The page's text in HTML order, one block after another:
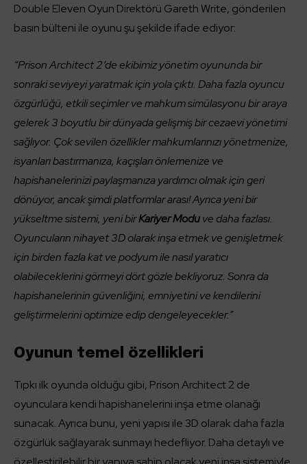
Double Eleven Oyun Direktörü Gareth Write, gönderilen
basın bülteni ile oyunu şu şekilde ifade ediyor:
“Prison Architect 2’de ekibimiz yönetim oyununda bir
sonraki seviyeyi yaratmak için yola çıktı. Daha fazla oyuncu
özgürlüğü, etkili seçimler ve mahkum simülasyonu bir araya
gelerek 3 boyutlu bir dünyada gelişmiş bir cezaevi yönetimi
sağlıyor. Çok sevilen özellikler mahkumlarınızı yönetmenize,
isyanları bastırmanıza, kaçışları önlemenize ve
hapishanelerinizi paylaşmanıza yardımcı olmak için geri
dönüyor, ancak şimdi platformlar arası! Ayrıca yeni bir
yükseltme sistemi, yeni birKariyer Moduve daha fazlası.
Oyuncuların nihayet 3D olarak inşa etmek ve genişletmek
için birden fazla kat ve podyum ile nasıl yaratıcı
olabileceklerini görmeyi dört gözle bekliyoruz. Sonra da
hapishanelerinin güvenliğini, emniyetini ve kendilerini
geliştirmelerini optimize edip dengeleyecekler.”
Oyunun temel özellikleri
Tıpkı ilk oyunda olduğu gibi, Prison Architect 2 de
oyunculara kendi hapishanelerini inşa etme olanağı
sunacak. Ayrıca bunu, yeni yapısı ile 3D olarak daha fazla
özgürlük sağlayarak sunmayı hedefliyor. Daha detaylı ve